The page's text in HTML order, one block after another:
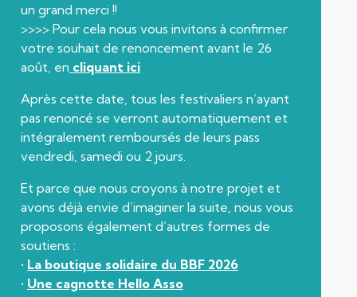
un grand merci !!
>>>> Pour cela nous vous invitons à confirmer
votre souhait de renoncement avant le 26
août, en cliquant ici
Après cette date, tous les festivaliers n’ayant
pas renoncé se verront automatiquement et
intégralement remboursés de leurs pass
vendredi, samedi ou 2 jours.
Et parce que nous croyons à notre projet et
avons déjà envie d’imaginer la suite, nous vous
proposons également d’autres formes de
soutiens :
• La boutique solidaire du BBF 2026
• Une cagnotte Hello Asso